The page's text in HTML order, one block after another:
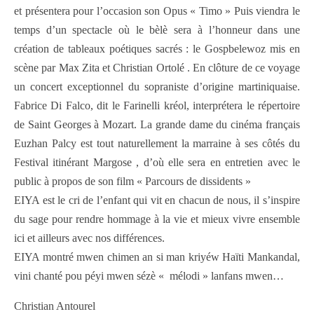
et présentera pour l’occasion son Opus « Timo » Puis viendra le
temps d’un spectacle où le bèlè sera à l’honneur dans une
création de tableaux poétiques sacrés : le Gospbelewoz mis en
scène par Max Zita et Christian Ortolé . En clôture de ce voyage
un concert exceptionnel du sopraniste d’origine martiniquaise.
Fabrice Di Falco, dit le Farinelli kréol, interprétera le répertoire
de Saint Georges à Mozart. La grande dame du cinéma français
Euzhan Palcy est tout naturellement la marraine à ses côtés du
Festival itinérant Margose , d’où elle sera en entretien avec le
public à propos de son film « Parcours de dissidents »
EIYA est le cri de l’enfant qui vit en chacun de nous, il s’inspire
du sage pour rendre hommage à la vie et mieux vivre ensemble
ici et ailleurs avec nos différences.
EIYA montré mwen chimen an si man kriyéw Haïti Mankandal,
vini chanté pou péyi mwen sézè « mélodi » lanfans mwen…
Christian Antourel